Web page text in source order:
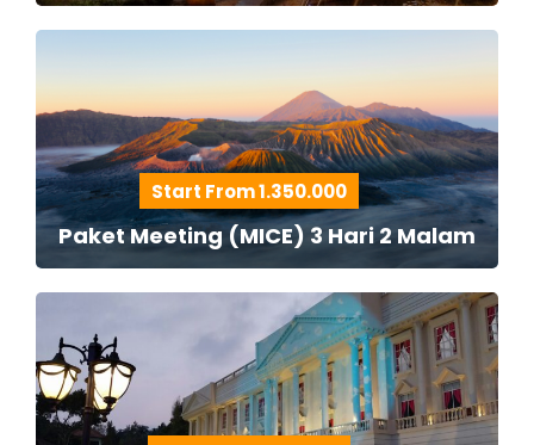
Start From 1.350.000
Paket Meeting (MICE) 3 Hari 2 Malam